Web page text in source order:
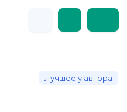
Лучшее у автора